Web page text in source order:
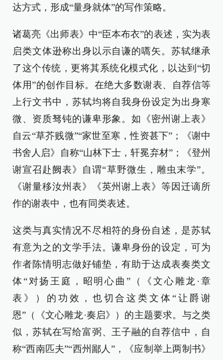
达方式，形成“量身就体”的写作策略。
诸葛亮《出师表》中“臣本布衣”的表述，实为表
启类文体逊称出身以示自谦的嚆矢。苏轼继承
了这个传统，更将其系统化模式化，以达到“切
体用”的创作目标。在绝大多数谢表、自荐信等
上行文书中，苏轼均将自我身份设定为出身寒
微、资质驽钝的谦卑形象。如《密州谢上表》
自云“草芥贱微”“家世至寒，性资甚下”；《谢中
书舍人启》自称“山林下士，轩冕弃材”；《登州
谢宣召赴阙表》自谓“草野微生，雕虫末学”。
《谢量移汝州表》《英州谢上表》等因迁谪所
作的谢表中，也有同类表述。
这类与真实情况不尽相符的身份自述，是苏轼
有意为之的文学手法。谦卑身份的设定，可为
作者陈情明志做好铺垫，有助于达成表奏类文
体“对扬王庭，昭明心曲”（《文心雕龙·章
表》）的功效，也切合这类文体“让爵谢
恩”（《文心雕龙·奏启》）的主题要求。与之类
似，苏轼在写给富弼、王子融的自荐信中，自
称“西南匹夫”“西州鄙人”，《应制举上两制书》